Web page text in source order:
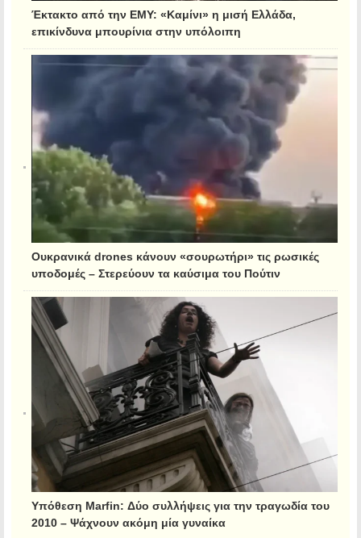
Έκτακτο από την ΕΜΥ: «Καμίνι» η μισή Ελλάδα,
επικίνδυνα μπουρίνια στην υπόλοιπη
Ουκρανικά drones κάνουν «σουρωτήρι» τις ρωσικές
υποδομές – Στερεύουν τα καύσιμα του Πούτιν
Υπόθεση Marfin: Δύο συλλήψεις για την τραγωδία του
2010 – Ψάχνουν ακόμη μία γυναίκα